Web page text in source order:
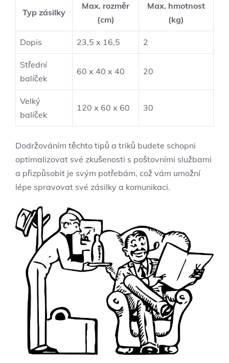
Typ zásilky
Max. rozměr
(cm)
Max. hmotnost
(kg)
Dopis 23,5‍ x 16,5 2
Střední
balíček⁢
60 x 40 x 40 20
Velký
balíček⁤
120 x 60 x ‌60 30
Dodržováním těchto tipů a triků budete schopni
optimalizovat své zkušenosti ‌s poštovními službami
⁣a přizpůsobit je svým ⁣potřebám, což vám‍ umožní
lépe spravovat své zásilky a komunikaci.